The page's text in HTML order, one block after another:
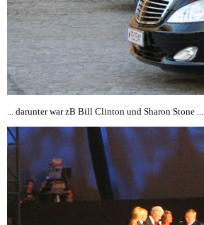
... darunter war zB Bill Clinton und Sharon Stone ...